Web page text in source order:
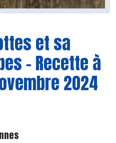
et sa
- Recette à
2024